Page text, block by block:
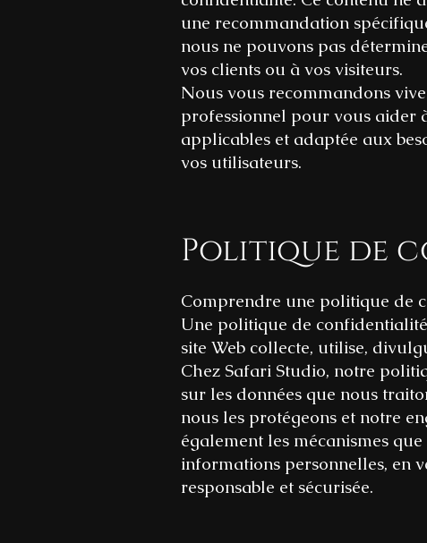
une recommandation
nous ne pouvons pas
vos clients ou à vos visiteurs.
Nous vous recommandons
professionnel pour vous aider
applicables et adaptée aux
vos utilisateurs.
Politique de
Comprendre une politique de
Une politique de
site Web collecte, utilise,
Chez Safari Studio, notre
sur les données que nous
nous les protégeons et notre
également les mécanismes
informations personnelles, en
responsable et sécurisée.